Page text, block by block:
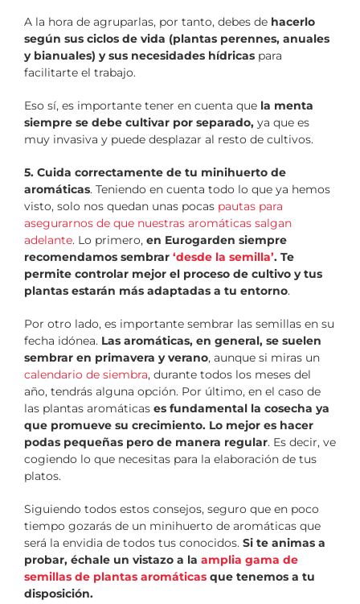
A la hora de agruparlas, por tanto, debes de hacerlo
según sus ciclos de vida (plantas perennes, anuales
y bianuales) y sus necesidades hídricas para
facilitarte el trabajo.
Eso sí, es importante tener en cuenta que la menta
siempre se debe cultivar por separado, ya que es
muy invasiva y puede desplazar al resto de cultivos.
5. Cuida correctamente de tu minihuerto de
aromáticas. Teniendo en cuenta todo lo que ya hemos
visto, solo nos quedan unas pocas pautas para
asegurarnos de que nuestras aromáticas salgan
adelante. Lo primero, en Eurogarden siempre
recomendamos sembrar ‘desde la semilla’. Te
permite controlar mejor el proceso de cultivo y tus
plantas estarán más adaptadas a tu entorno.
Por otro lado, es importante sembrar las semillas en su
fecha idónea. Las aromáticas, en general, se suelen
sembrar en primavera y verano, aunque si miras un
calendario de siembra, durante todos los meses del
año, tendrás alguna opción. Por último, en el caso de
las plantas aromáticas es fundamental la cosecha ya
que promueve su crecimiento. Lo mejor es hacer
podas pequeñas pero de manera regular. Es decir, ve
cogiendo lo que necesitas para la elaboración de tus
platos.
Siguiendo todos estos consejos, seguro que en poco
tiempo gozarás de un minihuerto de aromáticas que
será la envidia de todos tus conocidos. Si te animas a
probar, échale un vistazo a la amplia gama de
semillas de plantas aromáticas que tenemos a tu
disposición.